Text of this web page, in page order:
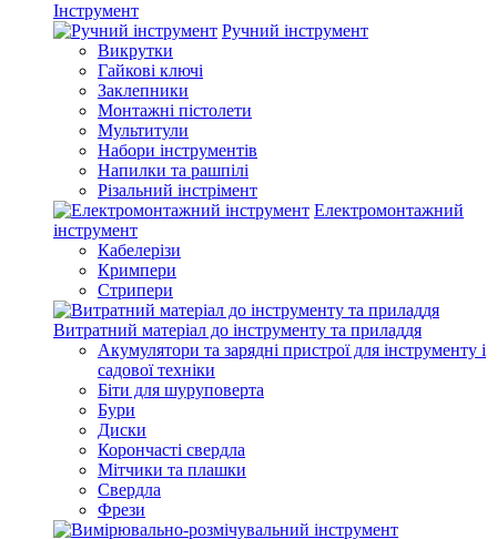
Інструмент
Ручний інструмент
Викрутки
Гайкові ключі
Заклепники
Монтажні пістолети
Мультитули
Набори інструментів
Напилки та рашпілі
Різальний інстрімент
Електромонтажний
інструмент
Кабелерізи
Кримпери
Стрипери
Витратний матеріал до інструменту та приладдя
Акумулятори та зарядні пристрої для інструменту і
садової техніки
Біти для шуруповерта
Бури
Диски
Корончасті свердла
Мітчики та плашки
Свердла
Фрези